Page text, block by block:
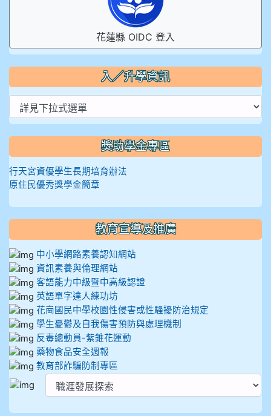
花蓮縣 OIDC 登入
入／升學資訊
獎助學金專區
行天宮資優學生長期培育辦法
原住民優秀獎學金簡章
教育宣導及推廣
中小學網路素養認知網站
資訊素養與倫理網站
客語能力中級暨中高級認證
英語單字達人練功坊
花崗國民中學校園性侵害或性騷擾防治規定
學生憂鬱及自我傷害預防與處理機制
反毒總動員-紫錐花運動
藥物食品安全週報
教育部詐騙防制專區